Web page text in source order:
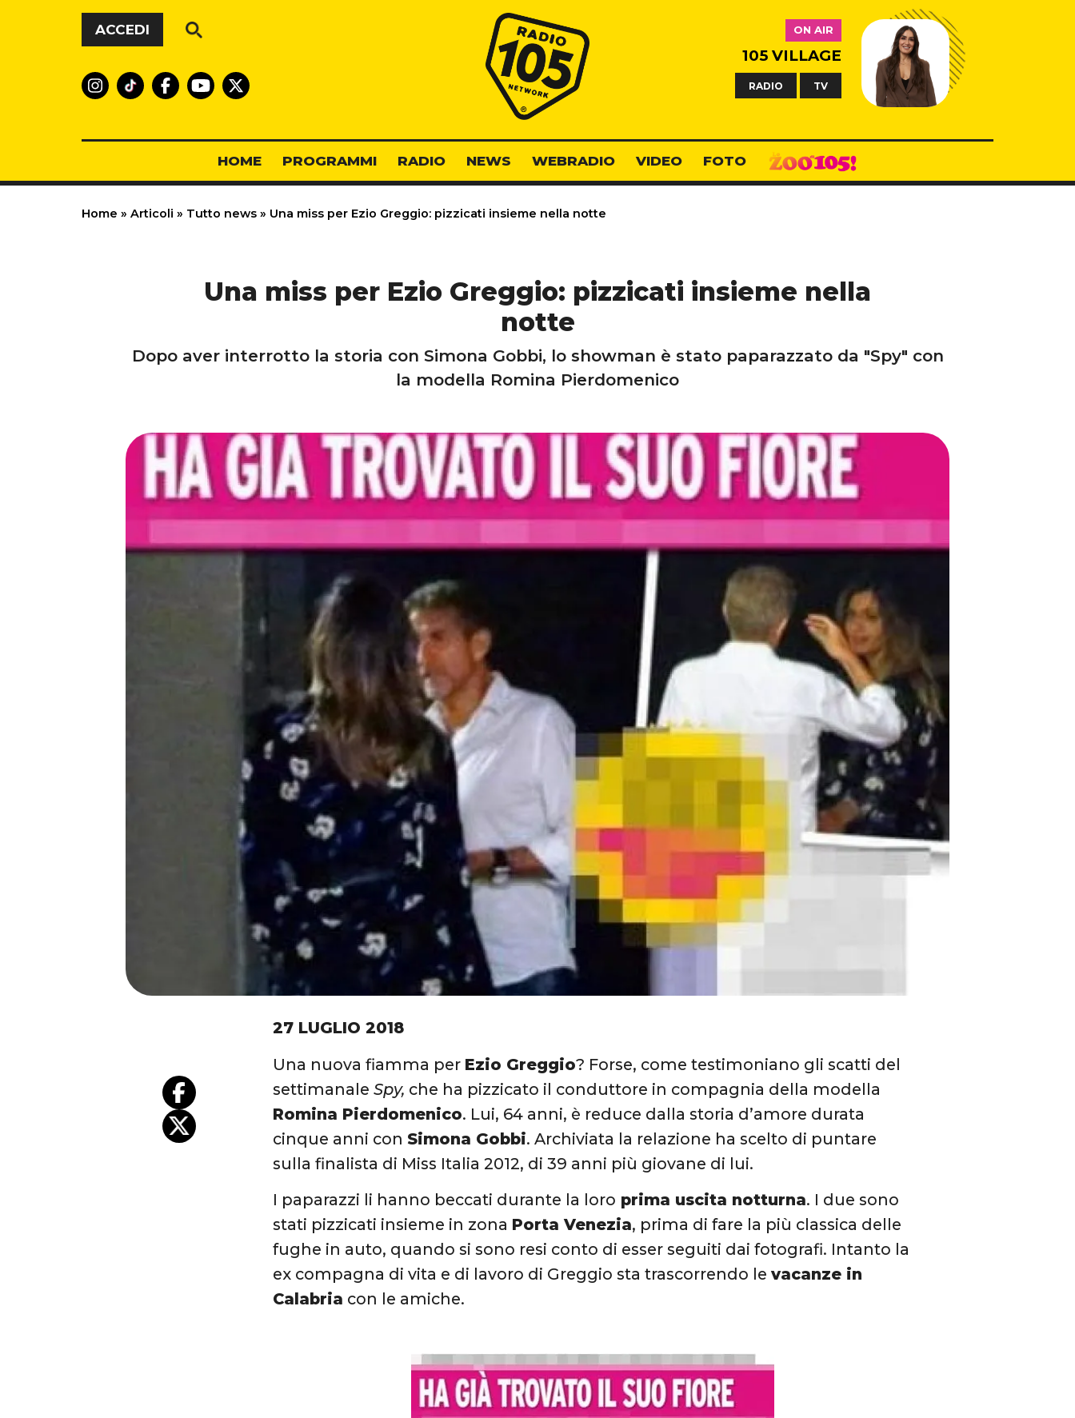
Vai al contenuto
ACCEDI
Radio 105
ON AIR
105 VILLAGE
RADIO TV
HOME PROGRAMMI RADIO NEWS WEBRADIO VIDEO FOTO
Home » Articoli » Tutto news » Una miss per Ezio Greggio: pizzicati insieme nella notte
Una miss per Ezio Greggio: pizzicati insieme nella
notte
Dopo aver interrotto la storia con Simona Gobbi, lo showman è stato paparazzato da "Spy" con
la modella Romina Pierdomenico
27 LUGLIO 2018
Una nuova fiamma per Ezio Greggio? Forse, come testimoniano gli scatti del
settimanaleSpy, che ha pizzicato il conduttore in compagnia della modella
Romina Pierdomenico. Lui, 64 anni, è reduce dalla storia d’amore durata
cinque anni con Simona Gobbi. Archiviata la relazione ha scelto di puntare
sulla finalista di Miss Italia 2012, di 39 anni più giovane di lui.
I paparazzi li hanno beccati durante la loro prima uscita notturna. I due sono
stati pizzicati insieme in zona Porta Venezia, prima di fare la più classica delle
fughe in auto, quando si sono resi conto di esser seguiti dai fotografi. Intanto la
ex compagna di vita e di lavoro di Greggio sta trascorrendo levacanze in
Calabria con le amiche.